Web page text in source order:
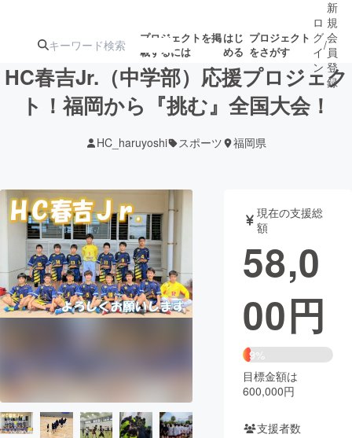
プロジェクトを掲
載するには
はじ
める
プロジェクト
をさがす
ターン
ジェクト
募集終了が近いプ
ロジェクト
アート・写真 音楽
テクノロジー・ガジェット ゲーム・
映像・映画 書籍・雑誌
チャレンジ
まちづくり・地域活性化
CAMPFIRE for Social Good CAMPFIRE Creation
ロ
グ
イ
ン
/
新
規
会
員
登
録
HC春吉Jr.（中学部）応援プロジェク
ト！福岡から『挑む』全国大会！
HC_haruyoshi スポーツ 福岡県
現在の支援総
額
58,0
00円
9%
目標金額は
600,000円
支援者数